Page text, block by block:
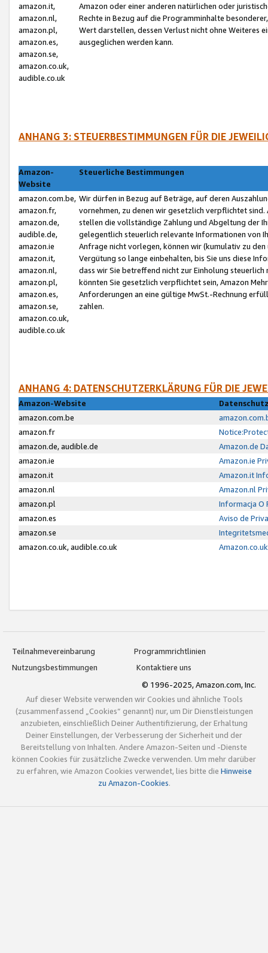
amazon.it,
amazon.nl,
amazon.pl,
amazon.es,
amazon.se,
amazon.co.uk,
audible.co.uk
Amazon oder einer anderen natürlichen oder
Rechte in Bezug auf die Programminhalte
Wert darstellen, dessen Verlust nicht ohne Weiteres
ausgeglichen werden kann.
ANHANG 3: STEUERBESTIMMUNGEN FÜR DIE
Amazon-
Website
Steuerliche Bestimmungen
amazon.com.be,
amazon.fr,
amazon.de,
audible.de,
amazon.ie
amazon.it,
amazon.nl,
amazon.pl,
amazon.es,
amazon.se,
amazon.co.uk,
audible.co.uk
Wir dürfen in Bezug auf Beträge, auf deren
vornehmen, zu denen wir gesetzlich verpflichtet
stellen die vollständige Zahlung und Abgeltung der
gelegentlich steuerlich relevante Informationen von
Anfrage nicht vorlegen, können wir (kumulativ zu
Vergütung so lange einbehalten, bis Sie uns diese
dass wir Sie betreffend nicht zur Einholung
könnten Sie gesetzlich verpflichtet sein, Amazon
Anforderungen an eine gültige MwSt.-Rechnung
zahlen.
ANHANG 4: DATENSCHUTZERKLÄRUNG FÜR DIE
Amazon-Website
amazon.com.be
amazon.fr
amazon.de, audible.de
Amazon.de
amazon.ie
Amazon.ie
amazon.it
Amazon.it
amazon.nl
Amazon.nl
amazon.pl
Informacja O
amazon.es
Aviso de
amazon.se
amazon.co.uk, audible.co.uk
Teilnahmevereinbarung
Programmrichtlinien
Nutzungsbestimmungen
Kontaktiere uns
© 1996-2025, Amazon.com, Inc.
Auf dieser Website verwenden wir Cookies und ähnliche Tools
(zusammenfassend „Cookies“ genannt) nur, um Dir Dienstleistungen
anzubieten, einschließlich Deiner Authentifizierung, der Erhaltung
Deiner Einstellungen, der Verbesserung der Sicherheit und der
Bereitstellung von Inhalten. Andere Amazon-Seiten und -Dienste
können Cookies für zusätzliche Zwecke verwenden. Um mehr darüber
zu erfahren, wie Amazon Cookies verwendet, lies bitte die Hinweise
zu Amazon-Cookies.